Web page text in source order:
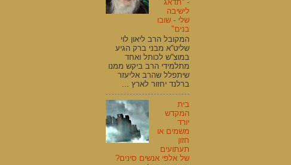
- "תדאג
לישיבה
שלי - שובו
בנים"
המקובל הרב ליאון לוי
שליט''א מבני ברק הגיע
במוצ''ש לכותל ואחד
מתלמידי הרב ביקש ממנו
שיתפלל שהרב אליעזר
ברלנד יחזור לארץ ...
בית
המקדש
יורד
משמים או
חזון
תעתועים
של אלפי אנשים סינים?